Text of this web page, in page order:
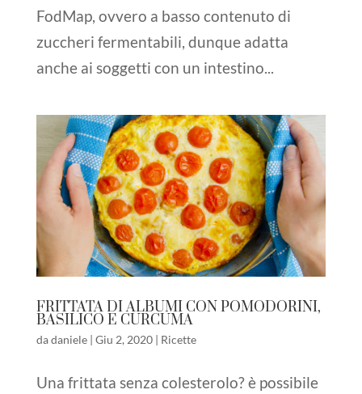
FodMap, ovvero a basso contenuto di
zuccheri fermentabili, dunque adatta
anche ai soggetti con un intestino...
FRITTATA DI ALBUMI CON POMODORINI,
BASILICO E CURCUMA
dadaniele| Giu 2, 2020| Ricette
Una frittata senza colesterolo? è possibile